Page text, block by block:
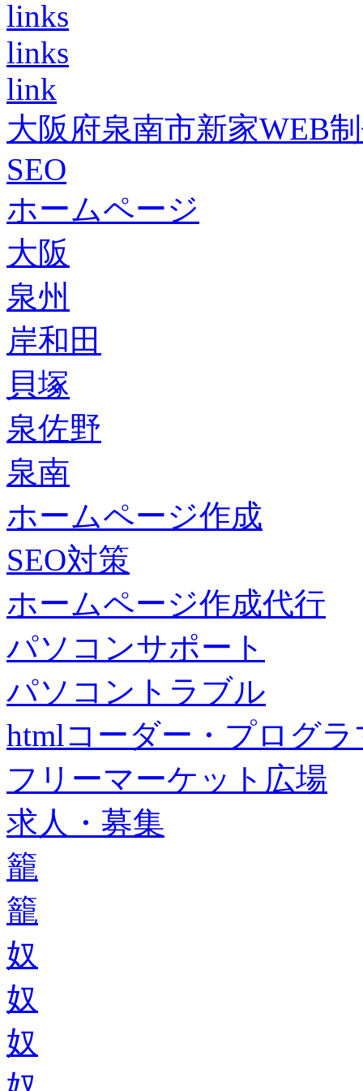
links
links
link
大阪府泉南市新家WEB
SEO
ホームページ
大阪
泉州
岸和田
貝塚
泉佐野
泉南
ホームページ作成
SEO対策
ホームページ作成代行
パソコンサポート
パソコントラブル
htmlコーダー・プログラ
フリーマーケット広場
求人・募集
籠
籠
奴
奴
奴